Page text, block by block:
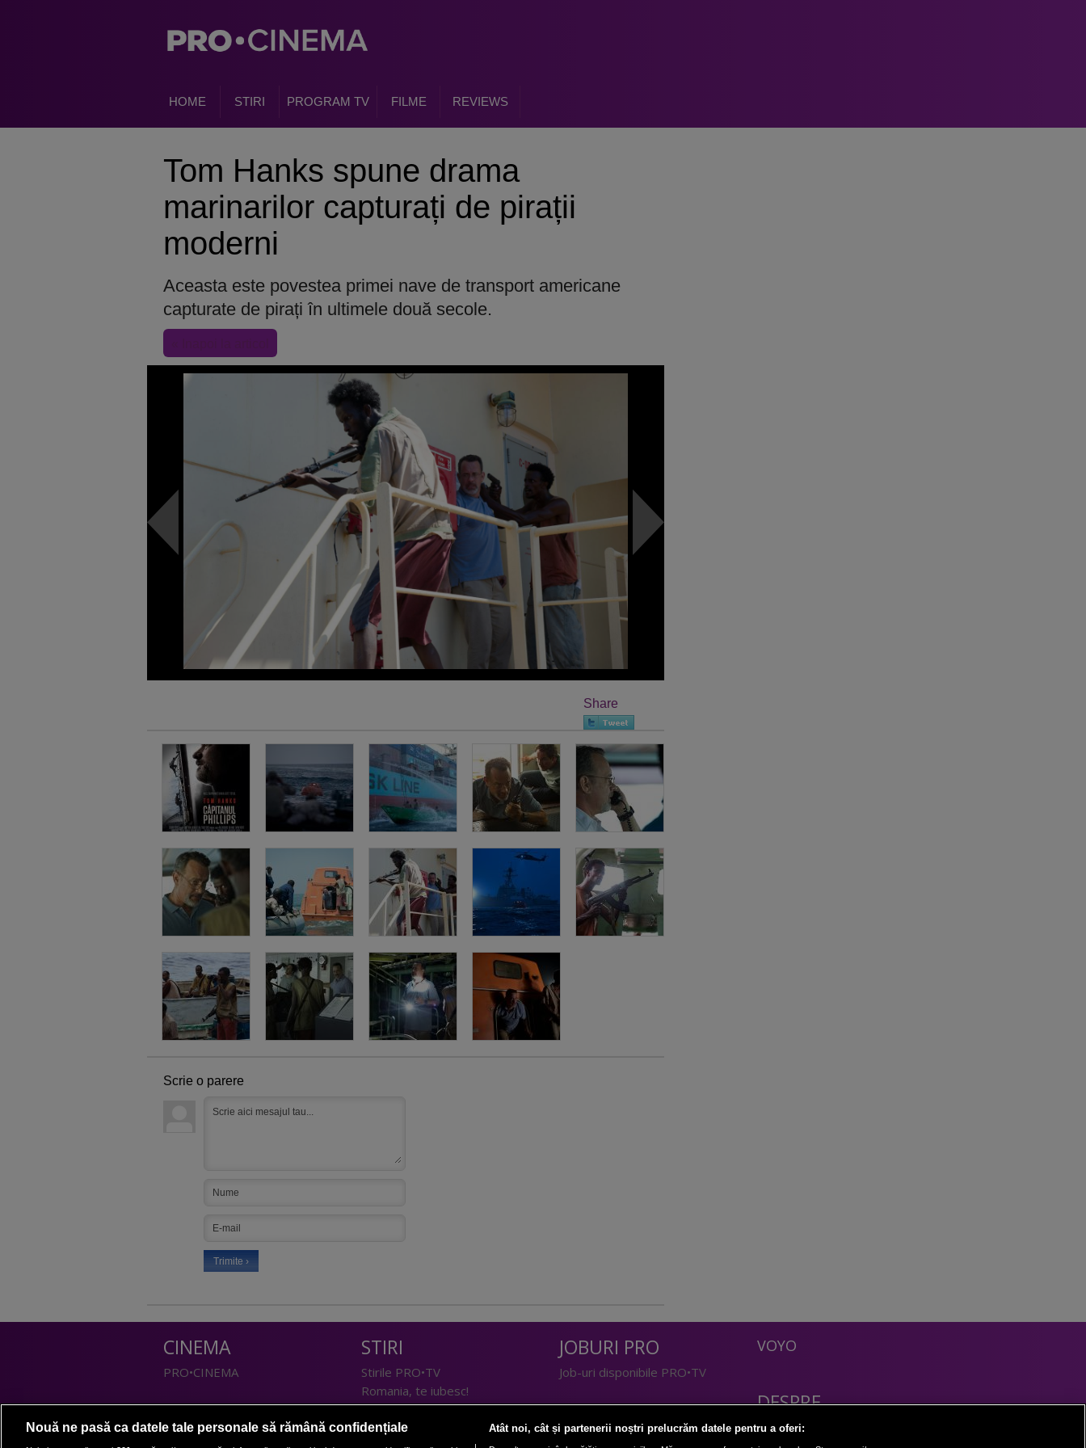
HOME STIRI PROGRAM TV FILME REVIEWS
Tom Hanks spune drama
marinarilor capturați de pirații
moderni
Aceasta este povestea primei nave de transport americane
capturate de pirați în ultimele două secole.
Share
Scrie o parere
CINEMA
PRO•CINEMA
DIVERTISMENT
STIRI
Stirile PRO•TV
Romania, te iubesc!
JOBURI PRO
Job-uri disponibile PRO•TV
LIFESTYLE
VOYO
DESPRE
Politica Confidentialitate
Nouă ne pasă ca datele tale personale să rămână confidențiale Atât noi, cât și partenerii noștri prelucrăm datele pentru a oferi: